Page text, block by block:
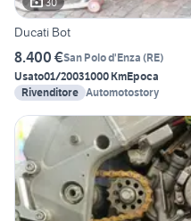
Ducati Bot
8.400 €San Polo d'Enza (RE)
Usato01/20031000 KmEpoca
Rivenditore Automotostory